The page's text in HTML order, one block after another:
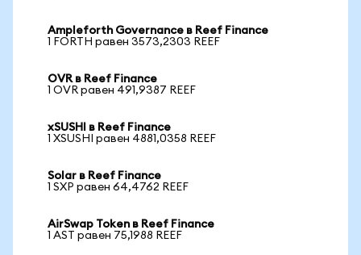
Ampleforth Governance в Reef Finance
1 FORTH равен 3573,2303 REEF
OVR в Reef Finance
1 OVR равен 491,9387 REEF
xSUSHI в Reef Finance
1 XSUSHI равен 4881,0358 REEF
Solar в Reef Finance
1 SXP равен 64,4762 REEF
AirSwap Token в Reef Finance
1 AST равен 75,1988 REEF